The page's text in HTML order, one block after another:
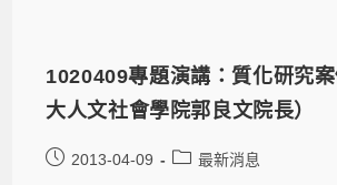
1020409專題演講：質化研究
大人文社會學院郭良文院長）
2013-04-09 最新消息